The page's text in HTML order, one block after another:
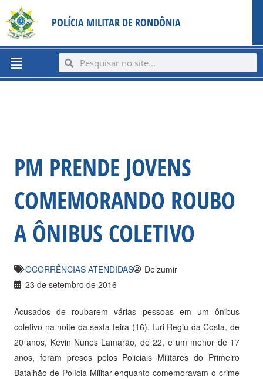
content
para
conteúdo
POLÍCIA MILITAR DE RONDÔNIA
Menu SearchSearch
PM PRENDE JOVENS
COMEMORANDO ROUBO
A ÔNIBUS COLETIVO
OCORRÊNCIAS ATENDIDAS
Delzumir
23 de setembro de 2016
Acusados de roubarem várias pessoas em um ônibus
coletivo na noite da sexta-feira (16), Iuri Regiu da Costa, de
20 anos, Kevin Nunes Lamarão, de 22, e um menor de 17
anos, foram presos pelos Policiais Militares do Primeiro
Batalhão de Polícia Militar enquanto comemoravam o crime